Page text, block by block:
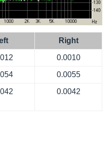
Right
0.0010
0.0055
0.0042